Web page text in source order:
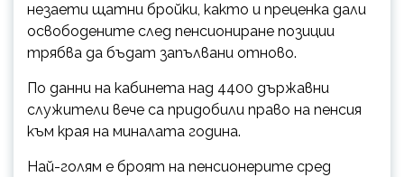
незаети щатни бройки, както и преценка дали
освободените след пенсиониране позиции
трябва да бъдат запълвани отново.
По данни на кабинета над 4400 държавни
служители вече са придобили право на пенсия
към края на миналата година.
Най-голям е броят на пенсионерите сред